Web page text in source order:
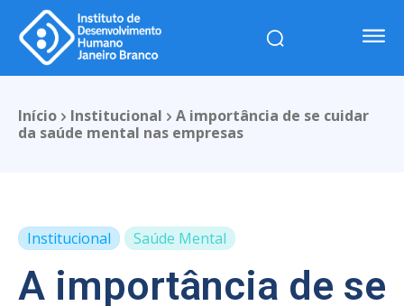
Início Institucional
A importância de se cuidar
da saúde mental nas empresas
Institucional Saúde Mental
A importância de se